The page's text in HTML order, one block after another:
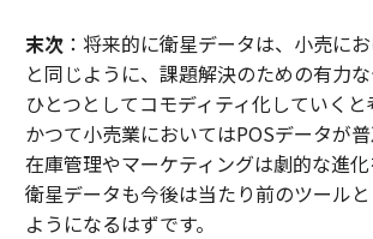
末次：将来的に衛星データは、小売に
と同じように、課題解決のための有力
ひとつとしてコモディティ化していくと
かつて小売業においてはPOSデータが普
在庫管理やマーケティングは劇的な進化
衛星データも今後は当たり前のツール
ようになるはずです。